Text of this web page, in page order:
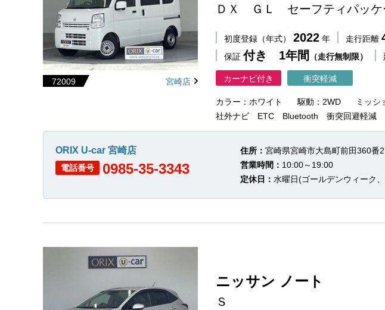
72009 宮崎店
ＤＸ ＧＬ セーフティパッ
初度登録（年式） 2022 年 走行距離
保証付き 1年間 （走行無制限）
カーナビ付き 衝突軽減
カラー：ホワイト 駆動：2WD ミッシ
社外ナビ ETC Bluetooth 衝突回避軽減
ORIX U-car 宮崎店
電話番号 0985-35-3343
住所： 宮崎県宮崎市大島町前田360番2
営業時間： 10:00～19:00
定休日： 水曜日(ゴールデンウィーク
ニッサン ノート
Ｓ